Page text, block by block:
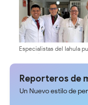
Especialistas del Iahula
caso clínico sobre tumor
cerebral en bebé de
Reporteros de
Un Nuevo estilo de